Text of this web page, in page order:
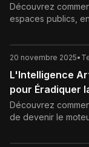
Découvrez
espaces publics,
20 novembre 2025•
L'Intelligence
pour Éradiquer
Découvrez
de devenir le
les défis éthiques.